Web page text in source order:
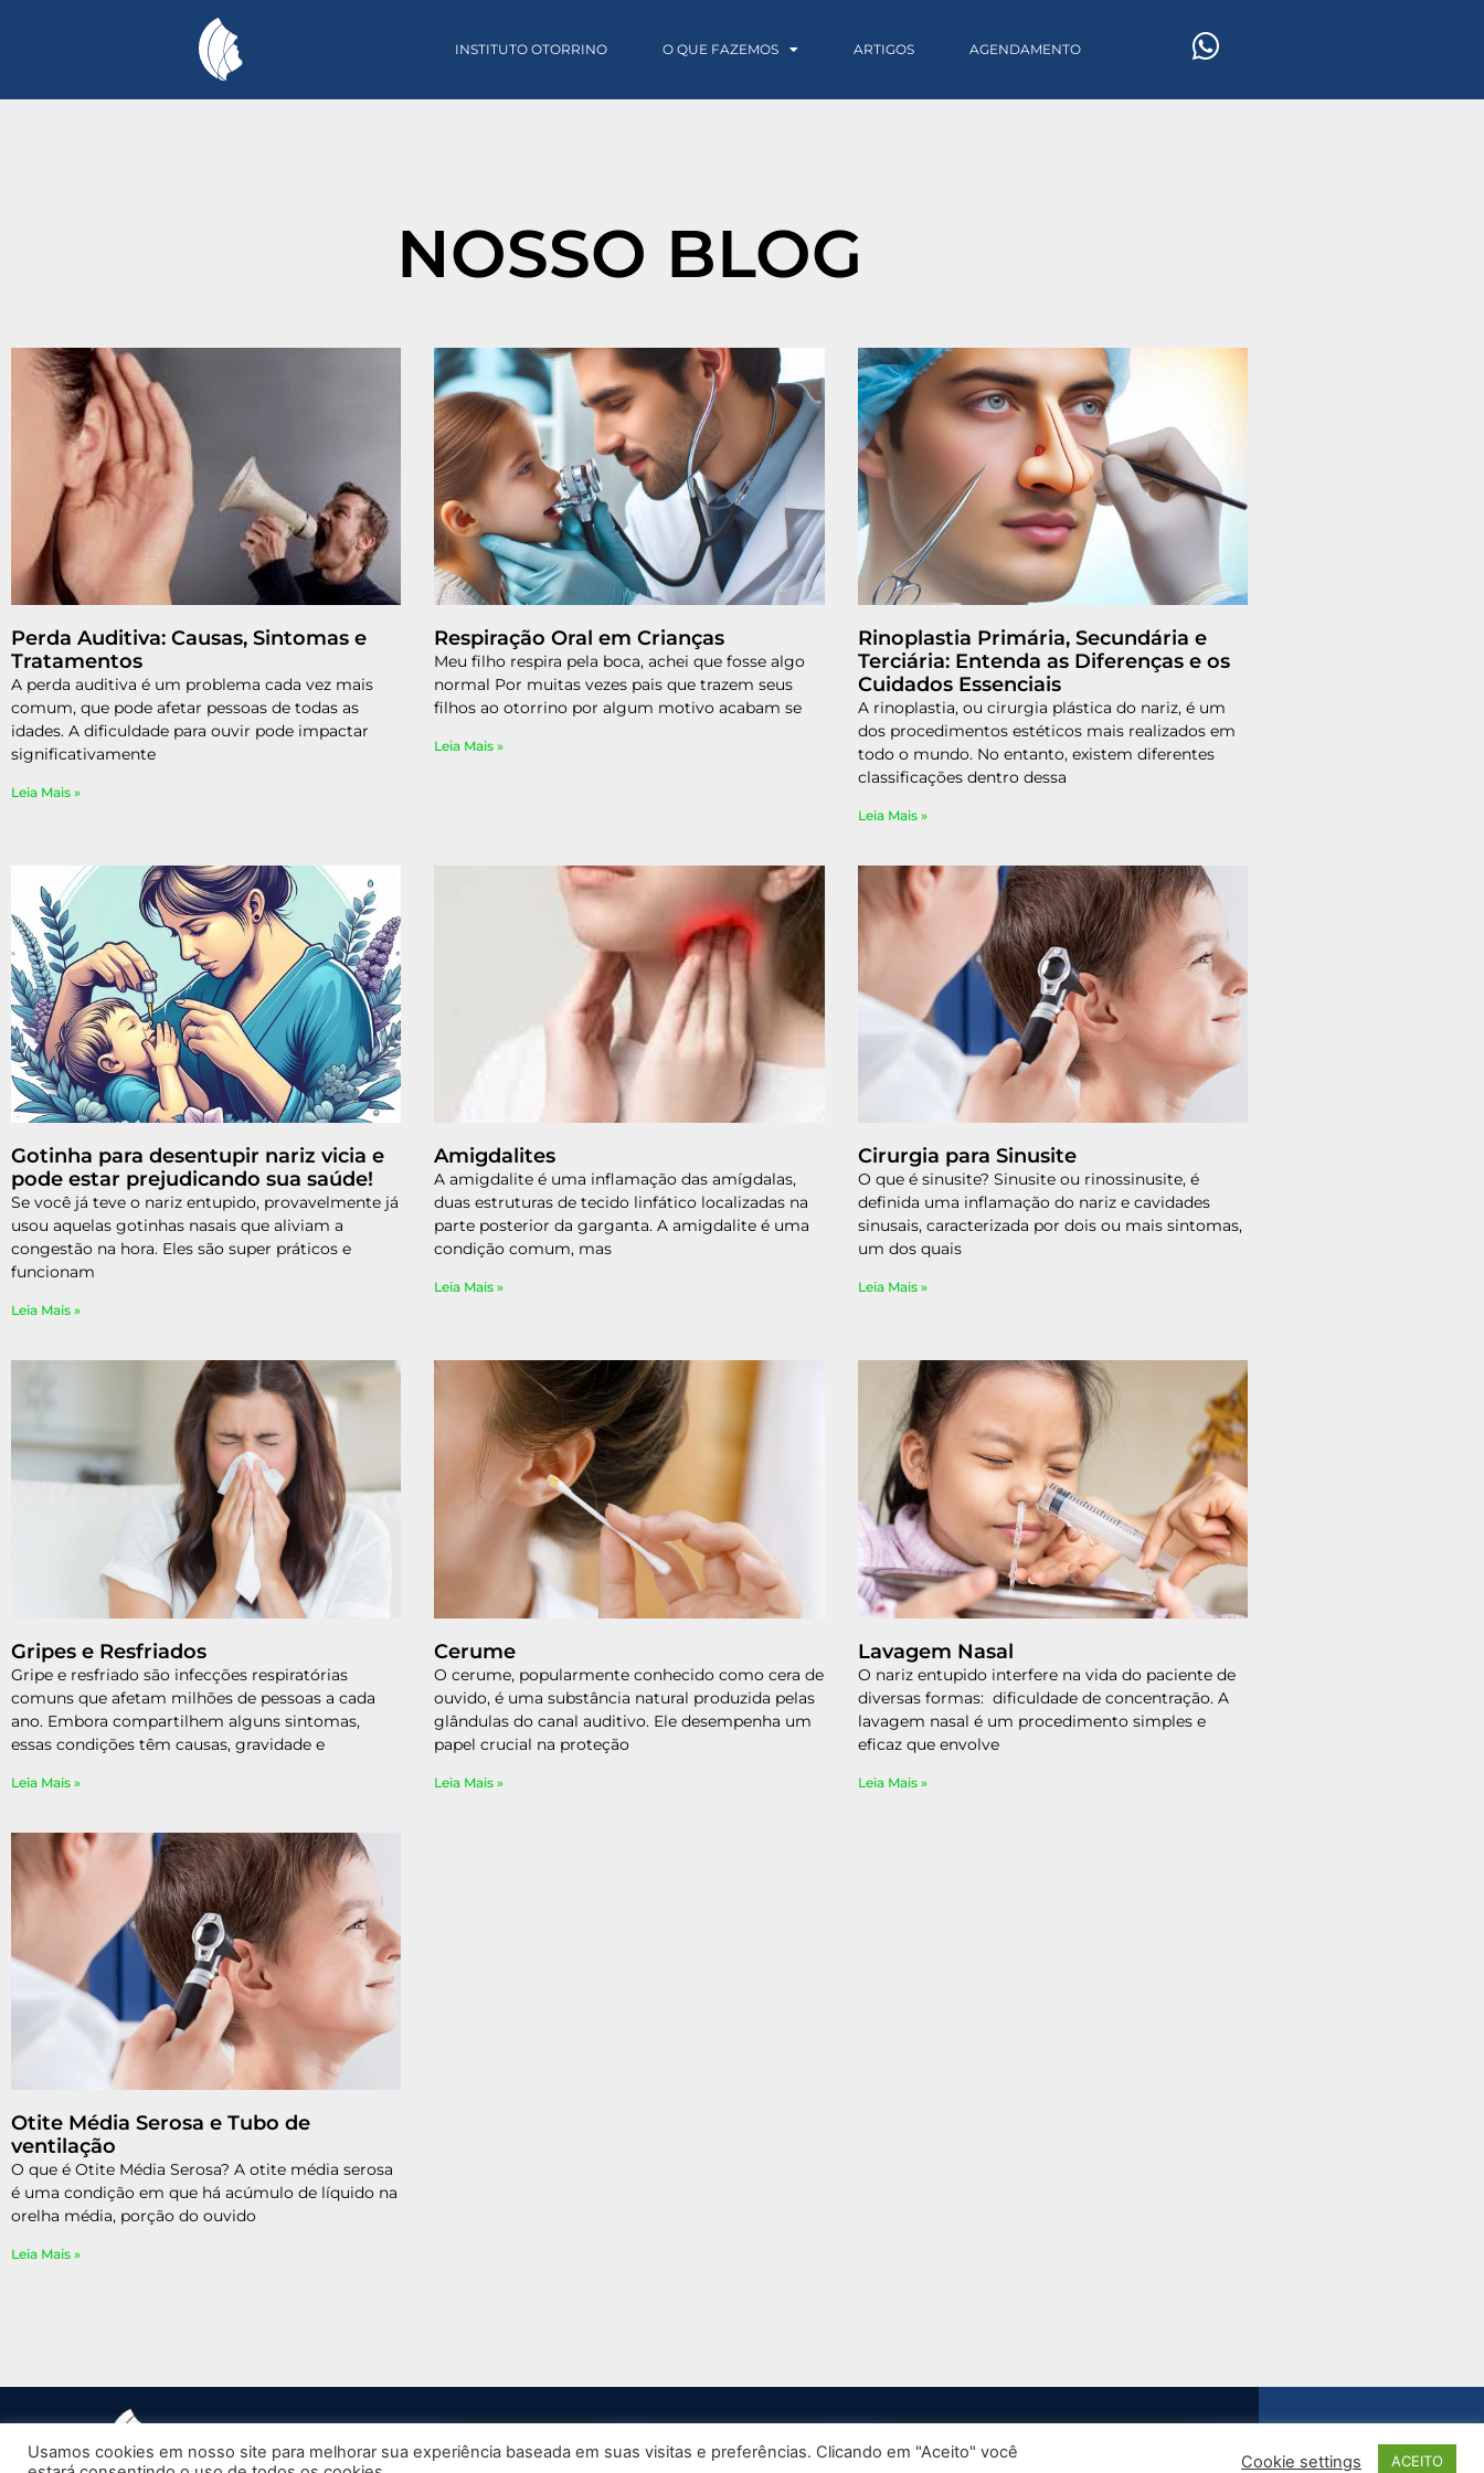
INSTITUTO OTORRINO O QUE FAZEMOS ARTIGOS AGENDAMENTO
NOSSO BLOG
Perda Auditiva: Causas, Sintomas e
Tratamentos
A perda auditiva é um problema cada vez mais
comum, que pode afetar pessoas de todas as
idades. A dificuldade para ouvir pode impactar
significativamente
Leia Mais »
Respiração Oral em Crianças
Meu filho respira pela boca, achei que fosse algo
normal Por muitas vezes pais que trazem seus
filhos ao otorrino por algum motivo acabam se
Leia Mais »
Rinoplastia Primária, Secundária e
Terciária: Entenda as Diferenças e os
Cuidados Essenciais
A rinoplastia, ou cirurgia plástica do nariz, é um
dos procedimentos estéticos mais realizados em
todo o mundo. No entanto, existem diferentes
classificações dentro dessa
Leia Mais »
Gotinha para desentupir nariz vicia e
pode estar prejudicando sua saúde!
Se você já teve o nariz entupido, provavelmente já
usou aquelas gotinhas nasais que aliviam a
congestão na hora. Eles são super práticos e
funcionam
Leia Mais »
Amigdalites
A amigdalite é uma inflamação das amígdalas,
duas estruturas de tecido linfático localizadas na
parte posterior da garganta. A amigdalite é uma
condição comum, mas
Leia Mais »
Cirurgia para Sinusite
O que é sinusite? Sinusite ou rinossinusite, é
definida uma inflamação do nariz e cavidades
sinusais, caracterizada por dois ou mais sintomas,
um dos quais
Leia Mais »
Gripes e Resfriados
Gripe e resfriado são infecções respiratórias
comuns que afetam milhões de pessoas a cada
ano. Embora compartilhem alguns sintomas,
essas condições têm causas, gravidade e
Leia Mais »
Cerume
O cerume, popularmente conhecido como cera de
ouvido, é uma substância natural produzida pelas
glândulas do canal auditivo. Ele desempenha um
papel crucial na proteção
Leia Mais »
Lavagem Nasal
O nariz entupido interfere na vida do paciente de
diversas formas: dificuldade de concentração. A
lavagem nasal é um procedimento simples e
eficaz que envolve
Leia Mais »
Otite Média Serosa e Tubo de
ventilação
O que é Otite Média Serosa? A otite média serosa
é uma condição em que há acúmulo de líquido na
orelha média, porção do ouvido
Leia Mais »
(11) 97823-5979 (11) 3257-0848 Rua Turiassú, 446 CJ 37/38 - Perdizes
Usamos cookies em nosso site para melhorar sua experiência baseada em suas visitas e preferências. Clicando em "Aceito" você
Cookie settings ACEITO